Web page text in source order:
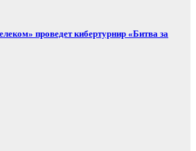
проведет кибертурнир «Битва за